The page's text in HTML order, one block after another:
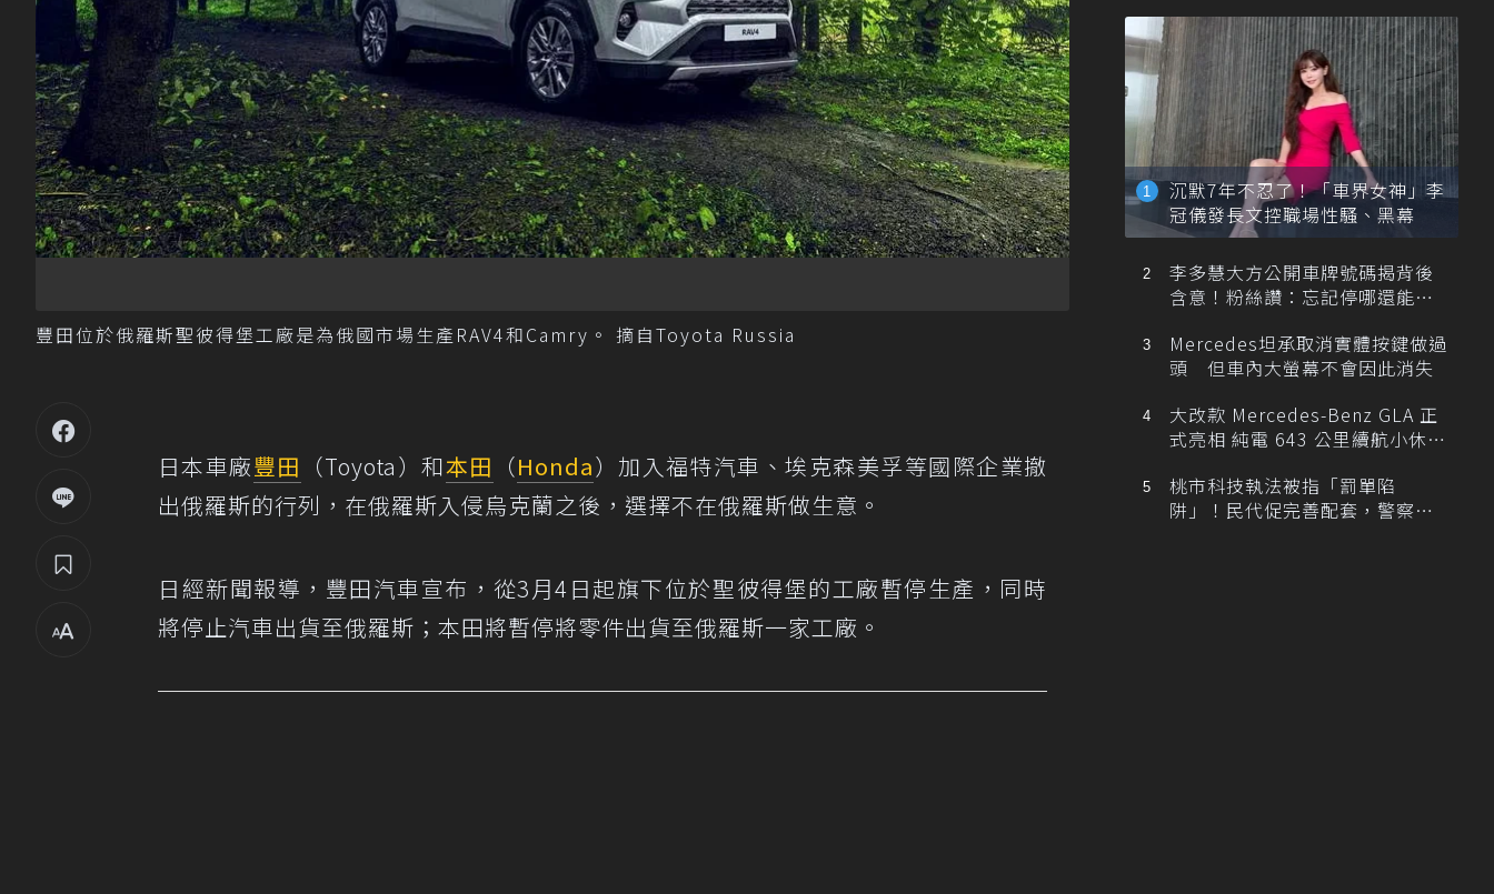
豐田位於俄羅斯聖彼得堡工廠是為俄國市場生產RAV4和Camry。 摘自Toyota Russia
日本車廠豐田 （Toyota）和本田 （Honda）加入福特汽車、埃克森美孚等國際企業撤
出俄羅斯的行列，在俄羅斯入侵烏克蘭之後，選擇不在俄羅斯做生意。
日經新聞報導，豐田汽車宣布，從3月4日起旗下位於聖彼得堡的工廠暫停生產，同時
將停止汽車出貨至俄羅斯；本田將暫停將零件出貨至俄羅斯一家工廠。
沉默7年不忍了！「車界女神」李
冠儀發長文控職場性騷、黑幕
李多慧大方公開車牌號碼揭背後
含意！粉絲讚：忘記停哪還能幫
Mercedes坦承取消實體按鍵做過
頭 但車內大螢幕不會因此消失
大改款 Mercedes-Benz GLA 正
式亮相 純電 643 公里續航小休
桃市科技執法被指「罰單陷
阱」！民代促完善配套，警察局